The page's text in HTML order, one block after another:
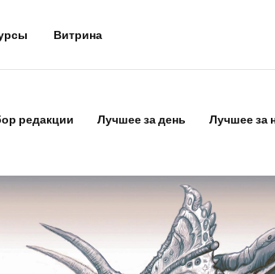
Витрина
редакции Лучшее за день Лучшее за